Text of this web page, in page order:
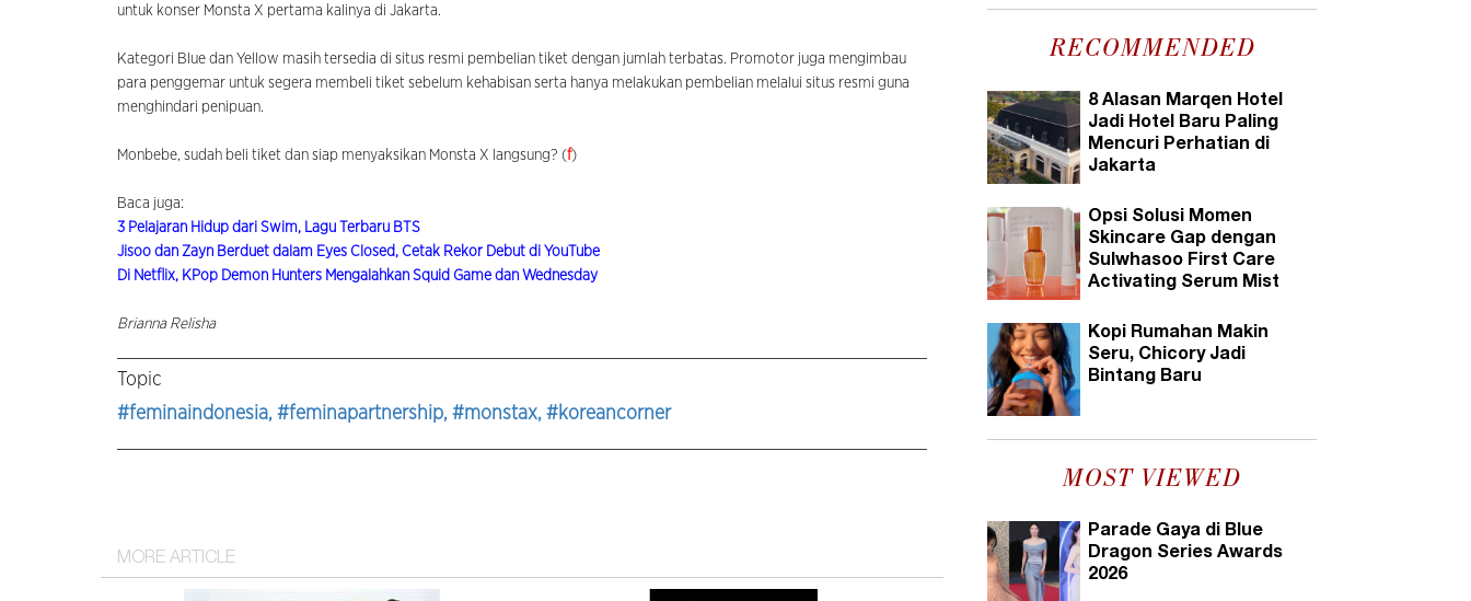
untuk konser Monsta X pertama kalinya di Jakarta.
Kategori Blue dan Yellow masih tersedia di situs resmi pembelian tiket dengan jumlah terbatas. Promotor juga mengimbau
para penggemar untuk segera membeli tiket sebelum kehabisan serta hanya melakukan pembelian melalui situs resmi guna
menghindari penipuan.
Monbebe, sudah beli tiket dan siap menyaksikan Monsta X langsung? (f)
Baca juga:
3 Pelajaran Hidup dari Swim, Lagu Terbaru BTS
Jisoo dan Zayn Berduet dalam Eyes Closed, Cetak Rekor Debut di YouTube
Di Netflix, KPop Demon Hunters Mengalahkan Squid Game dan Wednesday
Brianna Relisha
Topic
#feminaindonesia, #feminapartnership, #monstax, #koreancorner
MORE ARTICLE
RECOMMENDED
8 Alasan Marqen Hotel
Jadi Hotel Baru Paling
Mencuri Perhatian di
Jakarta
Opsi Solusi Momen
Skincare Gap dengan
Sulwhasoo First Care
Activating Serum Mist
Kopi Rumahan Makin
Seru, Chicory Jadi
Bintang Baru
MOST VIEWED
Parade Gaya di Blue
Dragon Series Awards
2026